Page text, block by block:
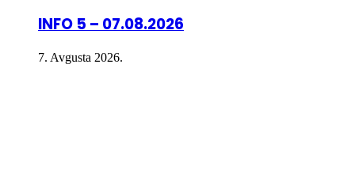
INFO 5 – 07.08.2026
7. Avgusta 2026.